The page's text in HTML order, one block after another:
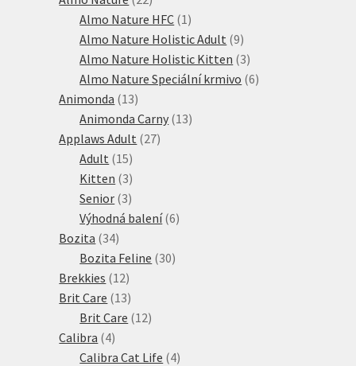
produktů
Almo Nature HFC 1 1
produkt
Almo Nature Holistic Adult 99
produktů
Almo Nature Holistic Kitten 33
produkty
Almo Nature Speciální krmivo 66
Animonda 1313
produktů
Animonda Carny 1313
Applaws Adult 2727
Adult 1515
produktů
Kitten 33
produkty
Senior 33
produkty
Výhodná balení 66
Bozita 3434
produktů
Bozita Feline 3030
Brekkies 1212
produktů
Brit Care 1313
produktů
Brit Care 1212
Calibra 44
produkty
Calibra Cat Life 44